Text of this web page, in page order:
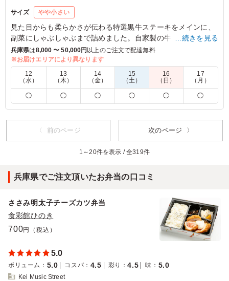
サイズ やや小さい
見た目からも柔らかさが伝わる特選黒牛ステーキをメインに、
副菜にしゃぶしゃぶまで詰めました。自家製の牛そぼろは当店
特製の味付けでご飯との相性も抜群です。ご賞味ください。
5.0 Fuze（フューズ）
おかずはどれもおいしく、ご飯にのっているそぼろも味が
濃い目で進みます。 ステーキにはわさびも添えられかな
りアクセントになっていました。 リピート確実です。
ご利用シーン： イベント運営
イベントスタッフ
…続きを見る
兵庫県は8,000 〜 50,000円以上のご注文で配達無料
※お届けエリアにより異なります
12
（水）
13
（木）
14
（金）
15
（土）
16
（日）
17
（月）
◯ ◯ ◯ ◯ ◯ ◯
〈 前のページ 次のページ 〉
1～20件を表示 / 全319件
兵庫県でご注文頂いたお弁当の口コミ
ささみ明太子チーズカツ弁当
食彩館ひのき
700円（税込）
5.0
ボリューム ： 5.0 コスパ ： 4.5 彩り ：4.5 味 ： 5.0
Kei Music Street